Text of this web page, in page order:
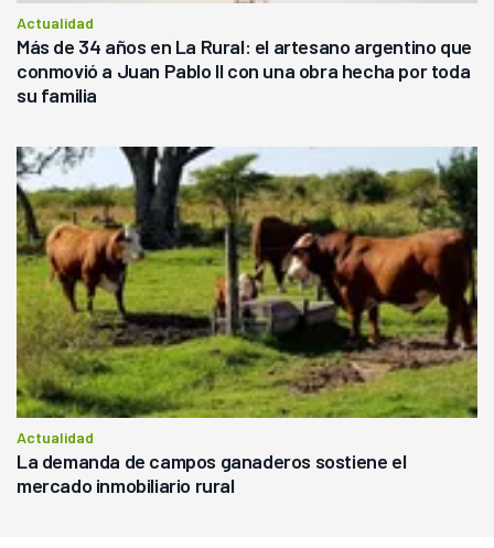
Actualidad
Más de 34 años en La Rural: el artesano argentino que
conmovió a Juan Pablo II con una obra hecha por toda
su familia
Actualidad
La demanda de campos ganaderos sostiene el
mercado inmobiliario rural